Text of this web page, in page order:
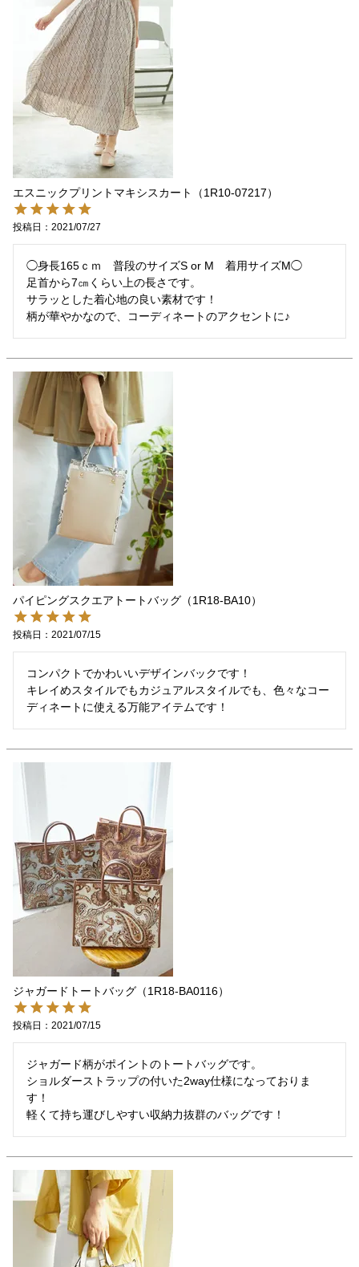
エスニックプリントマキシスカート（1R10-07217）
投稿日 2021/07/27
◯身長165ｃｍ　普段のサイズS or M　着用サイズM◯
足首から7㎝くらい上の長さです。
サラッとした着心地の良い素材です！
柄が華やかなので、コーディネートのアクセントに♪
パイピングスクエアトートバッグ（1R18-BA10）
投稿日 2021/07/15
コンパクトでかわいいデザインバックです！
キレイめスタイルでもカジュアルスタイルでも、色々なコー
ディネートに使える万能アイテムです！
ジャガードトートバッグ（1R18-BA0116）
投稿日 2021/07/15
ジャガード柄がポイントのトートバッグです。
ショルダーストラップの付いた2way仕様になっておりま
す！
軽くて持ち運びしやすい収納力抜群のバッグです！